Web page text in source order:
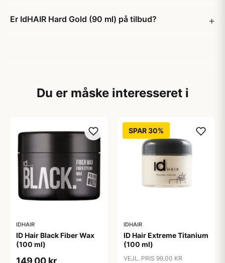
Er IdHAIR Hard Gold (90 ml) på tilbud?
Du er måske interesseret i
IDHAIR
ID Hair Black Fiber Wax
(100 ml)
149,00 kr
SPAR 30%
IDHAIR
ID Hair Extreme Titanium
(100 ml)
VEJL. PRIS 99,00 KR